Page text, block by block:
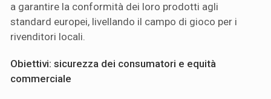
a garantire la conformità dei loro prodotti agli
standard europei, livellando il campo di gioco per i
rivenditori locali.
Obiettivi: sicurezza dei consumatori e equità
commerciale